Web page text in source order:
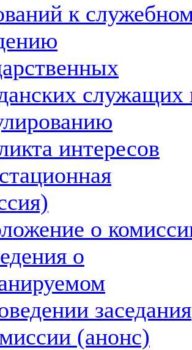
к
служащих
интересов
о
о
заседания
(анонс)